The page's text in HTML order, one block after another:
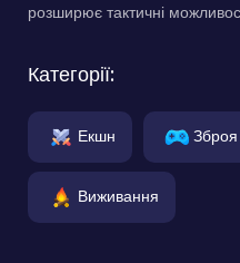
розширює тактичні
Категорії:
Екшн Зброя
Виживання